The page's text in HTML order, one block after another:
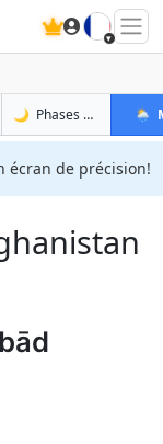
🇫🇷
à
🌙 Phases de la Lune à
🌦️
écran de précision!